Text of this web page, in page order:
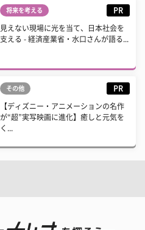
将来を考える PR
見えない現場に光を当て、日本社会を
支える - 経済産業省・水口さんが語る...
その他 PR
【ディズニー・アニメーションの名作
が“超”実写映画に進化】癒しと元気を
く...